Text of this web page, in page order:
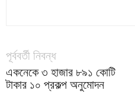
পূর্ববর্তী নিবন্ধ
একনেকে ৩ হাজার ৮৯১ কোটি
টাকার ১০ প্রকল্প অনুমোদন